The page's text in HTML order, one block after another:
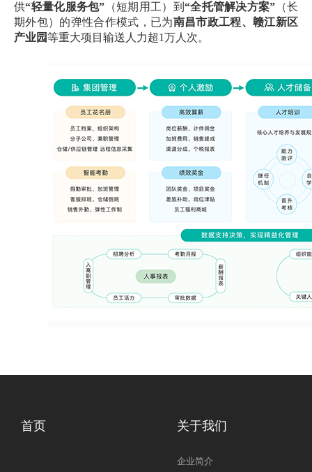
供“轻量化服务包” （短期用工）到 “全托管解决方案” （长
期外包）的弹性合作模式，已为南昌市政工程、赣江新区
产业园等重大项目输送人力超1万人次。
首页 关于我们
企业简介